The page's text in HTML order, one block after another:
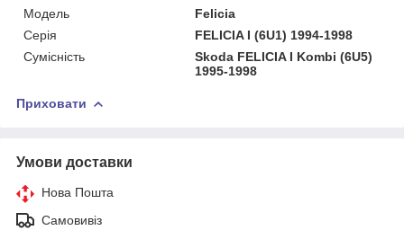
Мoдель
Felicia
Серія
FELICIA I (6U1) 1994-1998
Сумісність
Skoda FELICIA I Kombi (6U5)
1995-1998
Приховати
Умови доставки
Нова Пошта
Самовивіз